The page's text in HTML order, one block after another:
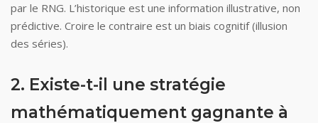
par le RNG. L’historique est une information illustrative, non
prédictive. Croire le contraire est un biais cognitif (illusion
des séries).
2. Existe-t-il une stratégie
mathématiquement gagnante à